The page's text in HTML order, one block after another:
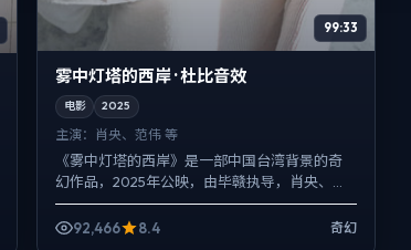
99:33
雾中灯塔的西岸 · 杜比音效
电影 2025
主演： 肖央、范伟 等
《雾中灯塔的西岸》是一部中国台湾背景的奇
幻作品，2025年公映，由毕赣执导，肖央、范
伟、张子枫等主演。配乐克制，关键场面反而
以环境声托情绪，冲突...
92,466 8.4 奇幻